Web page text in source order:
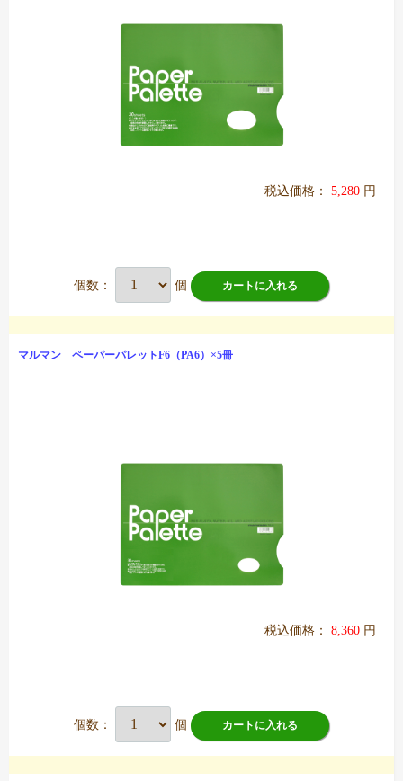
税込価格： 5,280 円
個数： 個 カートに入れる
マルマン ペーパーパレットF6（PA6）×5冊
税込価格： 8,360 円
個数： 個 カートに入れる